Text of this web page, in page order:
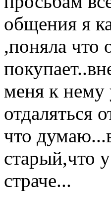
общения я
,поняла что
меня к нему
отдаляться
что
старый,что
страче...